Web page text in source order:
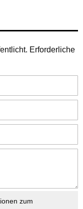
Erforderliche
zum